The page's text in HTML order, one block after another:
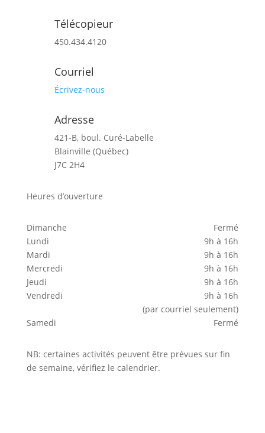
Télécopieur
450.434.4120
Courriel
Écrivez-nous
Adresse
421-B, boul. Curé-Labelle
Blainville (Québec)
J7C 2H4
Heures d’ouverture
Dimanche
Fermé
Lundi
9h à 16h
Mardi
9h à 16h
Mercredi
9h à 16h
Jeudi
9h à 16h
Vendredi
9h à 16h
(par courriel seulement)
Samedi
Fermé
NB: certaines activités peuvent être prévues sur fin
de semaine, vérifiez le calendrier.